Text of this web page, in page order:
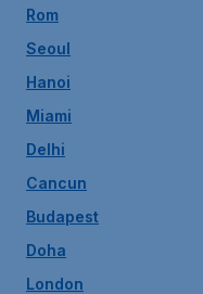
Rom
Seoul
Hanoi
Miami
Delhi
Cancun
Budapest
Doha
London